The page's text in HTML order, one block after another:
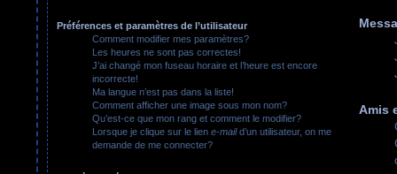
Préférences et paramètres de l’utilisateur
Comment modifier mes paramètres?
Les heures ne sont pas correctes!
J’ai changé mon fuseau horaire et l’heure est encore
incorrecte!
Ma langue n’est pas dans la liste!
Comment afficher une image sous mon nom?
Qu’est-ce que mon rang et comment le modifier?
Lorsque je clique sur le lien e-maild’un utilisateur, on me
demande de me connecter?
Amis